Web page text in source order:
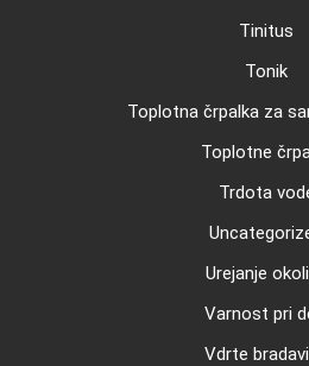
Tinitus
Tonik
Toplotna črpalka za
Toplotne
Trdota
Urejanje
Varnost pri
Vdrte